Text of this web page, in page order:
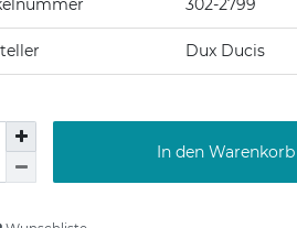
302-2799
Dux Ducis
In den Warenkorb